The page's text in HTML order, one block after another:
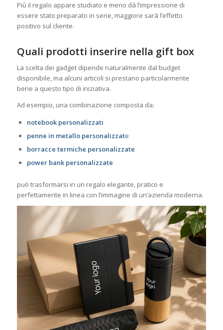
Più il regalo appare studiato e meno dà l’impressione di
essere stato preparato in serie, maggiore sarà l’effetto
positivo sul cliente.
Quali prodotti inserire nella gift box
La scelta dei gadget dipende naturalmente dal budget
disponibile, ma alcuni articoli si prestano particolarmente
bene a questo tipo di iniziativa.
Ad esempio, una combinazione composta da:
notebook personalizzati
penne in metallo personalizzate
borracce termiche personalizzate
power bank personalizzate
può trasformarsi in un regalo elegante, pratico e
perfettamente in linea con l’immagine di un’azienda moderna.